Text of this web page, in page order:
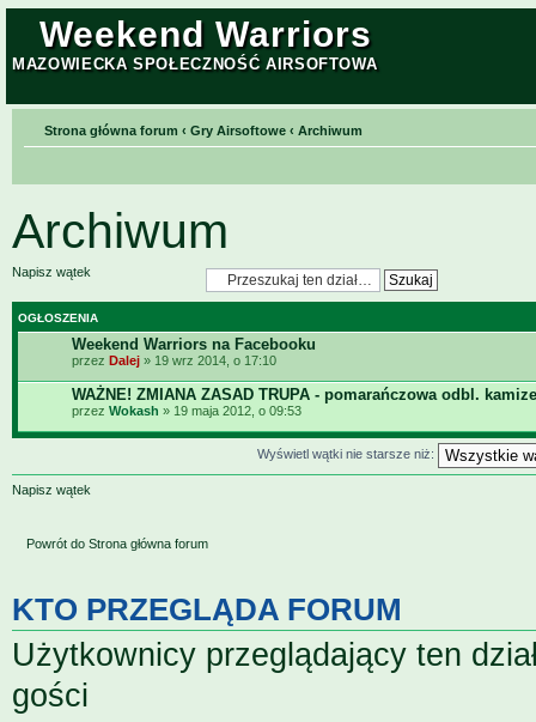
Weekend Warriors
MAZOWIECKA SPOŁECZNOŚĆ AIRSOFTOWA
Strona główna forum ‹ Gry Airsoftowe ‹ Archiwum
Archiwum
Napisz wątek
OGŁOSZENIA
Weekend Warriors na Facebooku
przez Dalej » 19 wrz 2014, o 17:10
WAŻNE! ZMIANA ZASAD TRUPA - pomarańczowa odbl.
przez Wokash » 19 maja 2012, o 09:53
Wyświetl wątki nie starsze niż:
Napisz wątek
Powrót do Strona główna forum
KTO PRZEGLĄDA FORUM
Użytkownicy przeglądający ten
gości